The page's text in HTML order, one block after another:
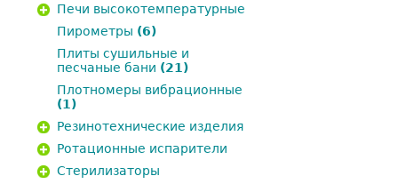
Печи высокотемпературные
Пирометры (6)
Плиты сушильные и
песчаные бани (21)
Плотномеры вибрационные
(1)
Резинотехнические изделия
Ротационные испарители
Стерилизаторы